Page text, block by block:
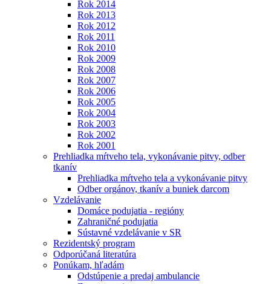
Rok 2014
Rok 2013
Rok 2012
Rok 2011
Rok 2010
Rok 2009
Rok 2008
Rok 2007
Rok 2006
Rok 2005
Rok 2004
Rok 2003
Rok 2002
Rok 2001
Prehliadka mŕtveho tela, vykonávanie pitvy, odber
tkanív
Prehliadka mŕtveho tela a vykonávanie pitvy
Odber orgánov, tkanív a buniek darcom
Vzdelávanie
Domáce podujatia - regióny
Zahraničné podujatia
Sústavné vzdelávanie v SR
Rezidentský program
Odporúčaná literatúra
Ponúkam, hľadám
Odstúpenie a predaj ambulancie